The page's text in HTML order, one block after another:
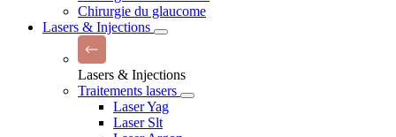
Chirurgie du glaucome
Lasers & Injections
Lasers & Injections
Traitements lasers
Laser Yag
Laser Slt